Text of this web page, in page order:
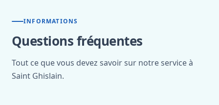
INFORMATIONS
Questions fréquentes
Tout ce que vous devez savoir sur notre service à
Saint Ghislain.